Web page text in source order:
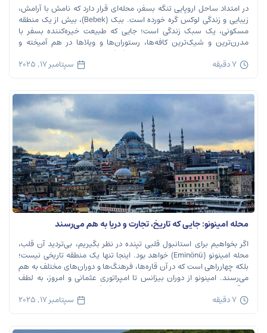
در امتداد ساحل اروپایی تنگه بسفر، محله‌ای قرار دارد که نامش با آرامش،
زیبایی و زندگی لوکس گره خورده است. ببک (Bebek)، بیش از یک منطقه
مسکونی، یک سبک زندگی است؛ جایی که طبیعت خیره‌کننده بسفر با
مدرن‌ترین و شیک‌ترین کافه‌ها، رستوران‌ها و ویلاها در هم آمیخته و
تصویری بی‌نظیر از استانبول معاصر را به […]
7 دقیقه سپتامبر 17, 2025
محله امینونو: جایی که تاریخ، تجارت و دریا به هم می‌رسند
اگر بخواهیم برای استانبول قلبی تپنده در نظر بگیریم، بی‌تردید آن قلب،
محله امینونو (Eminönü) خواهد بود. اینجا تنها یک منطقه تاریخی نیست؛
بلکه چهارراهی است که در آن قاره‌ها، فرهنگ‌ها و دوران‌های مختلف به هم
می‌رسند. امینونو از دوران بیزانس تا امپراتوری عثمانی و امروز، به لطف
موقعیت استراتژیک خود در دهانه خلیج شاخ […]
7 دقیقه سپتامبر 17, 2025